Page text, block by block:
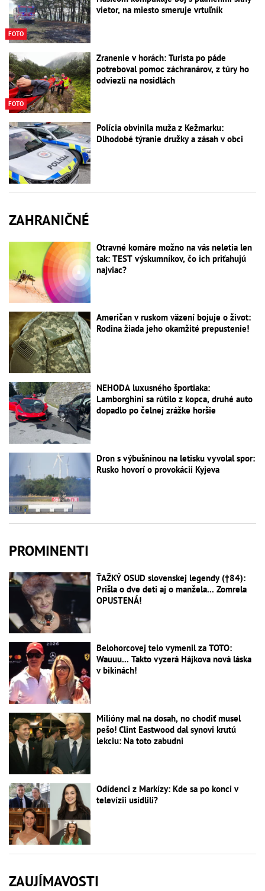
FOTO
vietor, na miesto smeruje vrtuľník
FOTO
Zranenie v horách: Turista po páde
potreboval pomoc záchranárov, z túry ho
odviezli na nosidlách
Polícia obvinila muža z Kežmarku:
Dlhodobé týranie družky a zásah v obci
ZAHRANIČNÉ
Otravné komáre možno na vás neletia len
tak: TEST výskumníkov, čo ich priťahujú
najviac?
Američan v ruskom väzení bojuje o život:
Rodina žiada jeho okamžité prepustenie!
NEHODA luxusného športiaka:
Lamborghini sa rútilo z kopca, druhé auto
dopadlo po čelnej zrážke horšie
Dron s výbušninou na letisku vyvolal spor:
Rusko hovorí o provokácii Kyjeva
PROMINENTI
ŤAŽKÝ OSUD slovenskej legendy (†84):
Prišla o dve deti aj o manžela... Zomrela
OPUSTENÁ!
Belohorcovej telo vymenil za TOTO:
Wauuu... Takto vyzerá Hájkova nová láska
v bikinách!
Milióny mal na dosah, no chodiť musel
pešo! Clint Eastwood dal synovi krutú
lekciu: Na toto zabudni
Odídenci z Markízy: Kde sa po konci v
televízii usídlili?
ZAUJÍMAVOSTI